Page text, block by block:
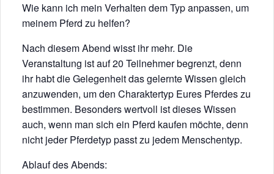
Wie kann ich mein Verhalten dem Typ anpassen, um
meinem Pferd zu helfen?
Nach diesem Abend wisst ihr mehr. Die
Veranstaltung ist auf 20 Teilnehmer begrenzt, denn
ihr habt die Gelegenheit das gelernte Wissen gleich
anzuwenden, um den Charaktertyp Eures Pferdes zu
bestimmen. Besonders wertvoll ist dieses Wissen
auch, wenn man sich ein Pferd kaufen möchte, denn
nicht jeder Pferdetyp passt zu jedem Menschentyp.
Ablauf des Abends: